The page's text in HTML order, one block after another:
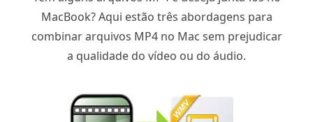
MacBook? Aqui estão três abordagens para
combinar arquivos MP4 no Mac sem prejudicar
a qualidade do vídeo ou do áudio.